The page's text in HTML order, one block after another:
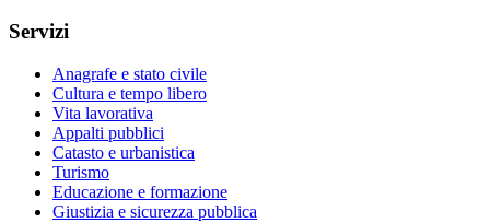
Servizi
Anagrafe e stato civile
Cultura e tempo libero
Vita lavorativa
Appalti pubblici
Catasto e urbanistica
Turismo
Educazione e formazione
Giustizia e sicurezza pubblica